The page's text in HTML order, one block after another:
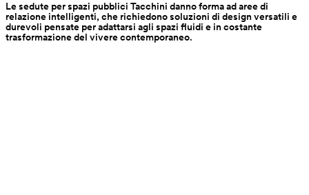
Le sedute per spazi pubblici Tacchini danno forma ad aree di
relazione intelligenti, che richiedono soluzioni di design versatili e
durevoli pensate per adattarsi agli spazi fluidi e in costante
trasformazione del vivere contemporaneo.